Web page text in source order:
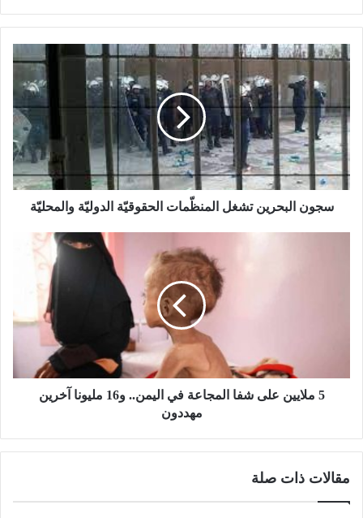
سجون البحرين تشغل المنظّمات الحقوقيّة الدوليّة والمحليّة
5 ملايين على شفا المجاعة في اليمن.. و16 مليونا آخرين
مهددون
مقالات ذات صلة